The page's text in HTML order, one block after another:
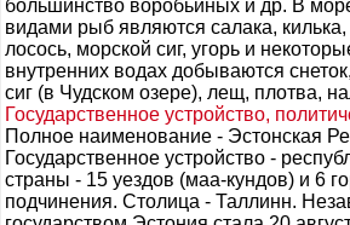
большинство воробьиных и др. В
видами рыб являются салака, килька,
лосось, морской сиг, угорь и
внутренних водах добываются
сиг (в Чудском озере), лещ, плотва,
Государственное устройство,
Полное наименование - Эстонская
Государственное устройство -
страны - 15 уездов (маа-кундов) и 6
подчинения. Столица - Таллинн.